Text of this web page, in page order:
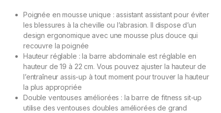
Poignée en mousse unique : assistant assistant pour éviter
les blessures à la cheville ou l’abrasion. Il dispose d’un
design ergonomique avec une mousse plus douce qui
recouvre la poignée
Hauteur réglable : la barre abdominale est réglable en
hauteur de 19 à 22 cm. Vous pouvez ajuster la hauteur de
l’entraîneur assis-up à tout moment pour trouver la hauteur
la plus appropriée
Double ventouses améliorées : la barre de fitness sit-up
utilise des ventouses doubles améliorées de grand